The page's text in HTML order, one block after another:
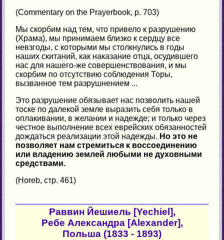
(Commentary on the Prayerbook, p. 703)
Мы скорбим над тем, что привело к разрушению
(Храма), мы принимаем близко к сердцу все
невзгоды, с которыми мы столкнулись в годы
наших скитаний, как наказание отца, осудившего
нас для нашего-же совершенствования, и мы
скорбим по отсутствию соблюдения Торы,
вызванное тем разрушнением ...
Это разрушение обязывает нас позволить нашей
тоске по далекой земле выразить себя только в
оплакивании, в желании и надежде; и только через
честное выполнение всех еврейских обязанностей
дождаться реализации этой надежды. Но это не
позволяет нам стремиться к воссоединению
или владению землей любыми не духовными
средствами.
(Horeb, стр. 461)
Раввин Йешиель [Yechiel],
Ребе Александра [Alexander],
Польша (1833 - 1893)